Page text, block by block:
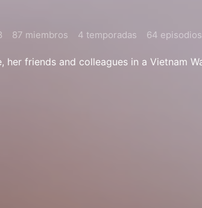
87 miembros 4 temporadas 64 episodios
her friends and colleagues in a Vietnam